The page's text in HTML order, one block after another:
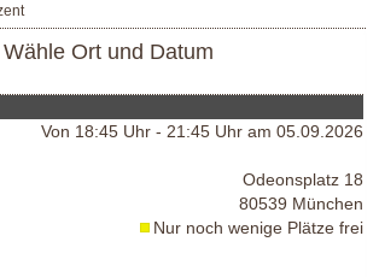
Wähle Ort und Datum
Von 18:45 Uhr - 21:45 Uhr am 05.09.2026
Odeonsplatz 18
80539 München
Nur noch wenige Plätze frei